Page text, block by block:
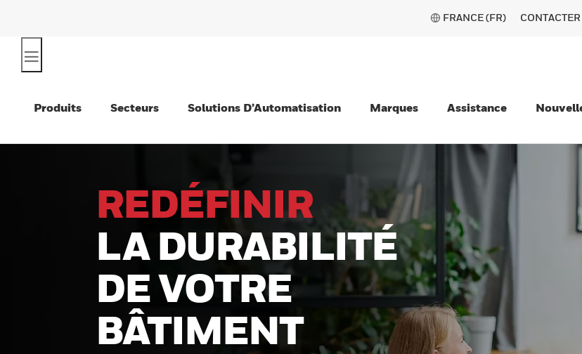
FRANCE (FR) CONTACTER
Produits Secteurs Solutions D’Automatisation Marques Assistance
RÉIMAGINEZ
L'EFFICACITÉ
OPÉRATIONNELLE
DE VOTRE BÂTIMENT